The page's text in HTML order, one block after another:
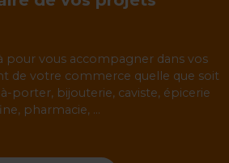
pour vous accompagner dans vos
de votre commerce quelle que soit
porter, bijouterie, caviste, épicerie
pharmacie, ...